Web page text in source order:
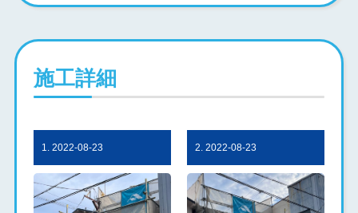
施工詳細
1. 2022-08-23 2. 2022-08-23